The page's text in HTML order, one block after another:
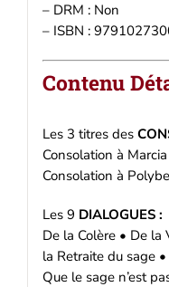
– DRM : Non
– ISBN :
Contenu
Les 3 titres des
Consolation à
Consolation à Polybe
Les 9 DIALOGUES :
De la Colère • De la
la Retraite du sage
Que le sage n’est